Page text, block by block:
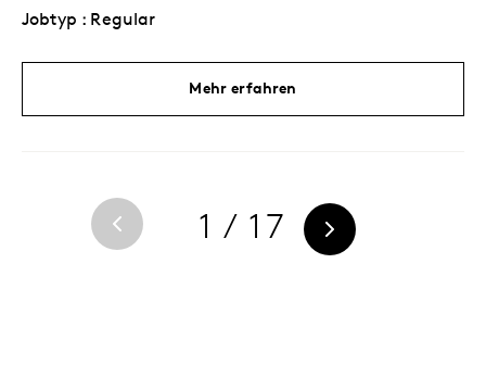
Jobtyp : Regular
Mehr erfahren
1 / 17